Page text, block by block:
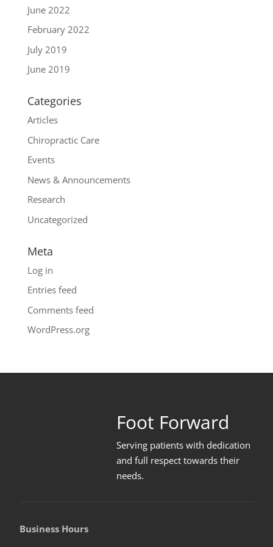
June 2022
February 2022
July 2019
June 2019
Categories
Articles
Chiropractic Care
Events
News & Announcements
Research
Uncategorized
Meta
Log in
Entries feed
Comments feed
WordPress.org
Foot Forward
Serving patients with dedication
and full respect towards their
needs.
Business Hours